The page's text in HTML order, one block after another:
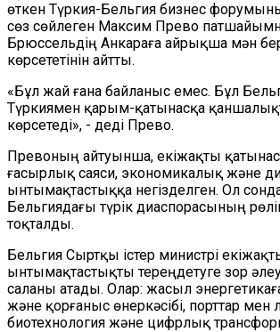
өткен Түркия-Бельгия бизнес
сөз сөйлеген Максим Прево
Брюссельдің Анкараға айрықша мән
көрсететінін айтты.
«Бұл жай ғана байланыс емес. Бұл
Түркиямен қарым-қатынасқа
көрсетеді», - деді Прево.
Превоның айтуынша, екіжақты
ғасырлық саяси, экономикалық және
ынтымақтастыққа негізделген. Ол
Бельгиядағы түрік диаспорасының
тоқталды.
Бельгия Сыртқы істер министрі
ынтымақтастықты тереңдетуге зор
саланы атады. Олар: жасыл
және қорғаныс өнеркәсібі, порттар мен
биотехнология және цифрлық